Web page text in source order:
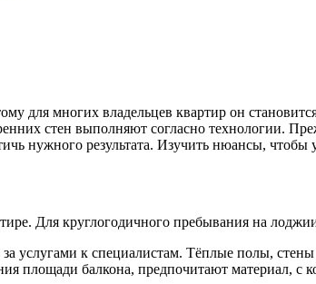
для многих владельцев квартир он
стен выполняют согласно технологии.
нужного результата. Изучить нюансы,
Для круглогодичного пребывания на
услугами к специалистам. Тёплые полы,
площади балкона, предпочитают материал, с